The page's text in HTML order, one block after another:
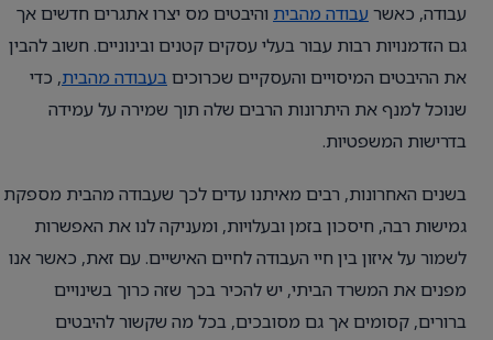
עבודה, כאשר עבודה מהבית והיבטים מס יצרו אתגרים חדשים אך
גם הזדמנויות רבות עבור בעלי עסקים קטנים ובינוניים. חשוב להבין
את ההיבטים המיסויים והעסקיים שכרוכיםבעבודה מהבית, כדי
שנוכל למנף את היתרונות הרבים שלה תוך שמירה על עמידה
בדרישות המשפטיות.
בשנים האחרונות, רבים מאיתנו עדים לכך שעבודה מהבית מספקת
גמישות רבה, חיסכון בזמן ובעלויות, ומעניקה לנו את האפשרות
לשמור על איזון בין חיי העבודה לחיים האישיים. עם זאת, כאשר אנו
מפנים את המשרד הביתי, יש להכיר בכך שזה כרוך בשינויים
ברורים, קסומים אך גם מסובכים, בכל מה שקשור להיבטים